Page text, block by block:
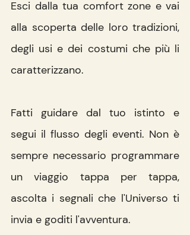
Esci dalla tua comfort zone e vai
alla scoperta delle loro tradizioni,
degli usi e dei costumi che più li
caratterizzano.
Fatti guidare dal tuo istinto e
segui il flusso degli eventi. Non è
sempre necessario programmare
un viaggio tappa per tappa,
ascolta i segnali che l'Universo ti
invia e goditi l'avventura.